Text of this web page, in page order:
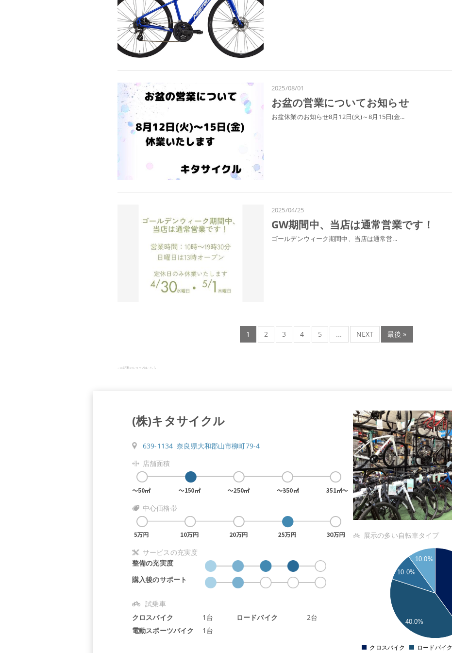
2025/08/01
お盆の営業についてお知らせ
お盆休業のお知らせ8月12日(火)～8月15日(金...
2025/04/25
GW期間中、当店は通常営業です！
ゴールデンウィーク期間中、当店は通常営...
1 2 3 4 5 ... NEXT 最後 »
この記事のショップはこちら
(株)キタサイクル
639-1134 奈良県大和郡山市柳町79-4
店舗面積
中心価格帯
サービスの充実度
整備の充実度
購入後のサポート
試乗車
クロスバイク
1台 ロードバイク
2台
電動スポーツバイク
1台
展示の多い自転車タイプ
40.0%
10.0%
10.0%
クロスバイク ロードバイク